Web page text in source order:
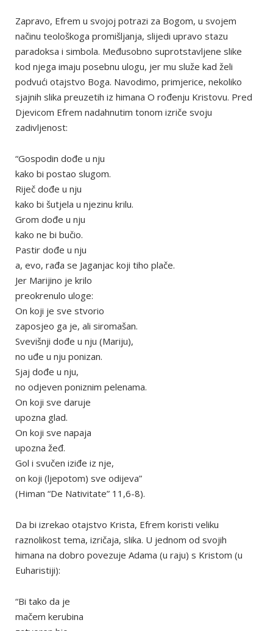
Zapravo, Efrem u svojoj potrazi za Bogom, u svojem
načinu teološkoga promišljanja, slijedi upravo stazu
paradoksa i simbola. Međusobno suprotstavljene slike
kod njega imaju posebnu ulogu, jer mu služe kad želi
podvući otajstvo Boga. Navodimo, primjerice, nekoliko
sjajnih slika preuzetih iz himana O rođenju Kristovu. Pred
Djevicom Efrem nadahnutim tonom izriče svoju
zadivljenost:
“Gospodin dođe u nju
kako bi postao slugom.
Riječ dođe u nju
kako bi šutjela u njezinu krilu.
Grom dođe u nju
kako ne bi bučio.
Pastir dođe u nju
a, evo, rađa se Jaganjac koji tiho plače.
Jer Marijino je krilo
preokrenulo uloge:
On koji je sve stvorio
zaposjeo ga je, ali siromašan.
Svevišnji dođe u nju (Mariju),
no uđe u nju ponizan.
Sjaj dođe u nju,
no odjeven poniznim pelenama.
On koji sve daruje
upozna glad.
On koji sve napaja
upozna žeđ.
Gol i svučen iziđe iz nje,
on koji (ljepotom) sve odijeva”
(Himan “De Nativitate” 11,6-8).
Da bi izrekao otajstvo Krista, Efrem koristi veliku
raznolikost tema, izričaja, slika. U jednom od svojih
himana na dobro povezuje Adama (u raju) s Kristom (u
Euharistiji):
“Bi tako da je
mačem kerubina